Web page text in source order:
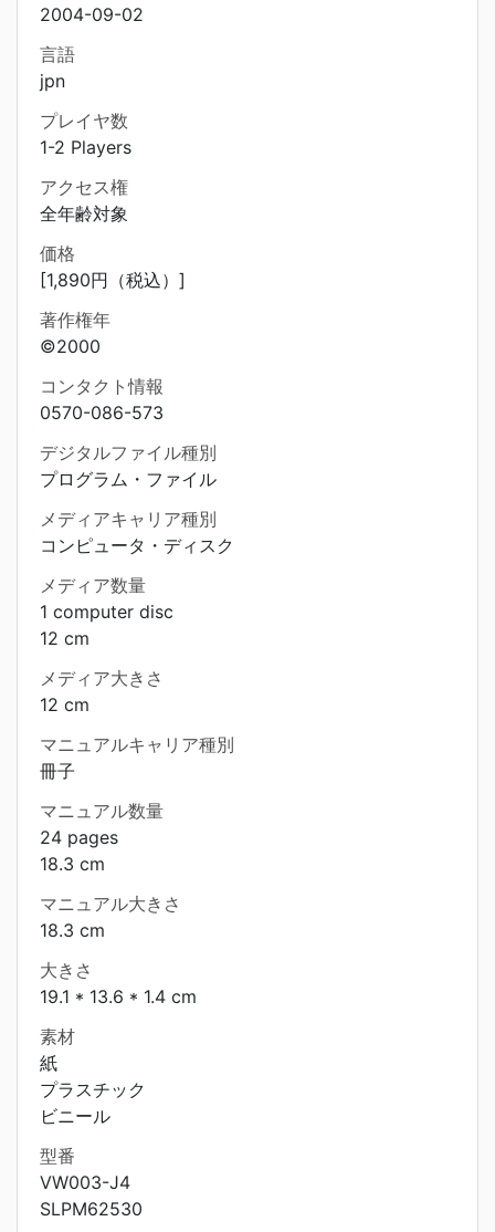
2004-09-02
言語
jpn
プレイヤ数
1-2 Players
アクセス権
全年齢対象
価格
[1,890円（税込）]
著作権年
©2000
コンタクト情報
0570-086-573
デジタルファイル種別
プログラム・ファイル
メディアキャリア種別
コンピュータ・ディスク
メディア数量
1 computer disc
12 cm
メディア大きさ
12 cm
マニュアルキャリア種別
冊子
マニュアル数量
24 pages
18.3 cm
マニュアル大きさ
18.3 cm
大きさ
19.1 * 13.6 * 1.4 cm
素材
紙
プラスチック
ビニール
型番
VW003-J4
SLPM62530